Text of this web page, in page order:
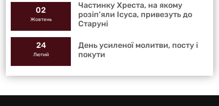
02
Жовтень
Частинку Хреста, на якому
розіп’яли Ісуса, привезуть до
Старуні
24
Лютий
День усиленої молитви, посту і
покути